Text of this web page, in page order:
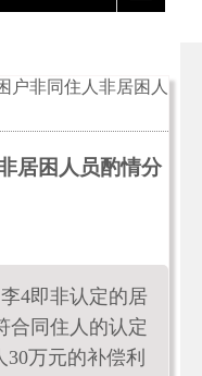
户非同住人非居困人
居困人员酌情分
4即非认定的居
合同住人的认定
万元的补偿利